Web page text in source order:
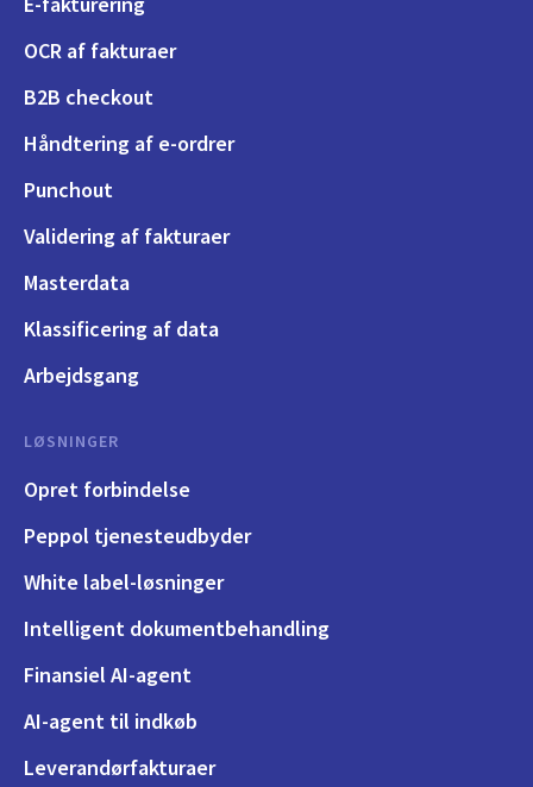
OCR af fakturaer
B2B checkout
Håndtering af e-ordrer
Punchout
Validering af fakturaer
Masterdata
Klassificering af data
Arbejdsgang
LØSNINGER
Opret forbindelse
Peppol tjenesteudbyder
White label-løsninger
Intelligent dokumentbehandling
Finansiel AI-agent
AI-agent til indkøb
Leverandørfakturaer